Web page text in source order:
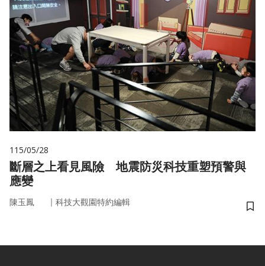
115/05/28
斷層之上看見風險 地震防災科技重塑預警與
應變
陳玉鳳 ｜ 科技大觀園特約編輯
儲